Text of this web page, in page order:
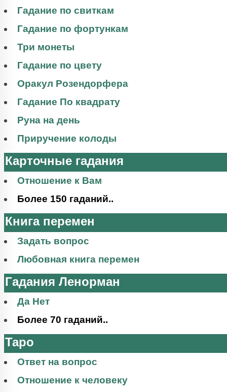
Гадание по свиткам
Гадание по фортункам
Три монеты
Гадание по цвету
Оракул Розендорфера
Гадание По квадрату
Руна на день
Приручение колоды
Карточные гадания
Отношение к Вам
Более 150 гаданий..
Книга перемен
Задать вопрос
Любовная книга перемен
Гадания Ленорман
Да Нет
Более 70 гаданий..
Таро
Ответ на вопрос
Отношение к человеку